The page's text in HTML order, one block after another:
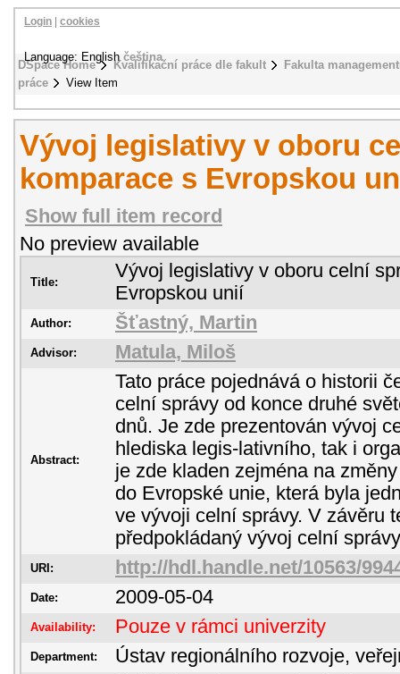
DSpace Home Kvalifikační práce dle fakult
Fakulta
práce
View Item
Login cookies
Language: Englishčeština
Vývoj legislativy v oboru
komparace s Evropskou
Show full item record
No preview available
Title:
Vývoj legislativy v oboru celní
Evropskou unií
Author: Šťastný, Martin
Advisor: Matula, Miloš
Abstract:
Tato práce pojednává o historii
celní správy od konce druhé
dnů. Je zde prezentován vývoj
hlediska legis-lativního, tak i
je zde kladen zejména na
do Evropské unie, která byla
ve vývoji celní správy. V závěru
předpokládaný vývoj celní
URI: http://hdl.handle.net/10563/
Date: 2009-05-04
Availability: Pouze v rámci univerzity
Department: Ústav regionálního rozvoje,